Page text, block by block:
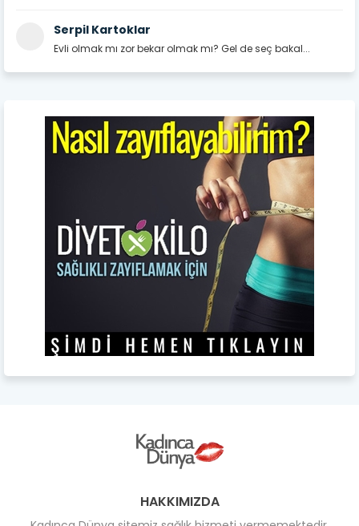
Serpil Kartoklar
Evli olmak mı zor bekar olmak mı? Gel de seç bakal...
HAKKIMIZDA